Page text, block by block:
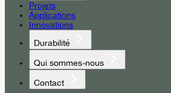
Projets
Applications
Innovations
Durabilité
Qui sommes-nous
Contact